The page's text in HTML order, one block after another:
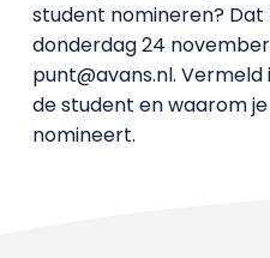
student nomineren?
donderdag 24
punt@avans.nl.
de student en waarom
nomineert.